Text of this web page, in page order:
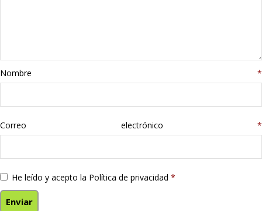
libros
Nombre *
Correo electrónico *
He leído y acepto la Política de privacidad *